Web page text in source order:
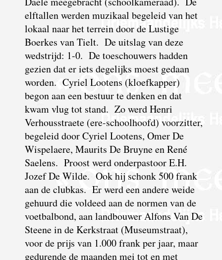
elftallen werden muzikaal begeleid van het
lokaal naarhet terrein door de Lustige
Boerkes van Tielt. De uitslag van deze
wedstrijd: 1-0. De toeschouwers hadden
gezien dat er iets degelijks moest gedaan
worden. Cyriel Lootens (kloefkapper)
begon aan een bestuur te denken en dat
kwam vlug tot stand. Zo werd Henri
Verhousstraete (ere-schoolhoofd) voorzitter,
begeleid door Cyriel Lootens, Omer De
Wispelaere, Maurits De Bruyne en René
Saelens. Proost werd onderpastoor E.H.
Jozef De Wilde. Ook hij schonk 500 frank
aan de clubkas. Er werd een andere weide
gehuurd die voldeed aan de normen van de
voetbalbond, aan landbouwer Alfons Van De
Steene in de Kerkstraat (Museumstraat),
voor de prijs van 1.000 frank per jaar, maar
gedurende de maanden mei tot en met